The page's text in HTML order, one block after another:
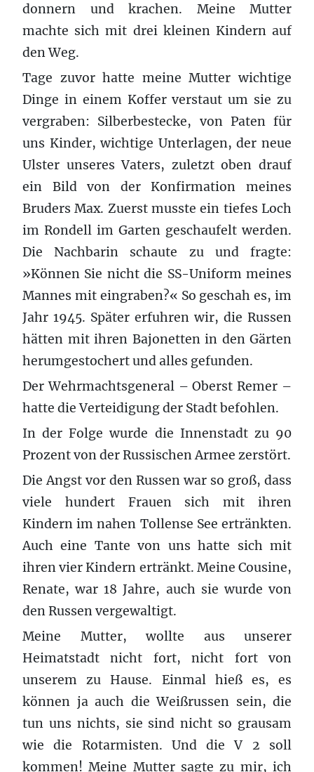
donnern und krachen. Meine Mutter
machte sich mit drei kleinen Kindern auf
den Weg.
Tage zuvor hatte meine Mutter wichtige
Dinge in einem Koffer verstaut um sie zu
vergraben: Silberbestecke, von Paten für
uns Kinder, wichtige Unterlagen, der neue
Ulster unseres Vaters, zuletzt oben drauf
ein Bild von der Konfirmation meines
Bruders Max. Zuerst musste ein tiefes Loch
im Rondell im Garten geschaufelt werden.
Die Nachbarin schaute zu und fragte:
»Können Sie nicht die SS-Uniform meines
Mannes mit eingraben?« So geschah es, im
Jahr 1945. Später erfuhren wir, die Russen
hätten mit ihren Bajonetten in den Gärten
herumgestochert und alles gefunden.
Der Wehrmachtsgeneral – Oberst Remer –
hatte die Verteidigung der Stadt befohlen.
In der Folge wurde die Innenstadt zu 90
Prozent von der Russischen Armee zerstört.
Die Angst vor den Russen war so groß, dass
viele hundert Frauen sich mit ihren
Kindern im nahen Tollense See ertränkten.
Auch eine Tante von uns hatte sich mit
ihren vier Kindern ertränkt. Meine Cousine,
Renate, war 18 Jahre, auch sie wurde von
den Russen vergewaltigt.
Meine Mutter, wollte aus unserer
Heimatstadt nicht fort, nicht fort von
unserem zu Hause. Einmal hieß es, es
können ja auch die Weißrussen sein, die
tun uns nichts, sie sind nicht so grausam
wie die Rotarmisten. Und die V 2 soll
kommen! Meine Mutter sagte zu mir, ich